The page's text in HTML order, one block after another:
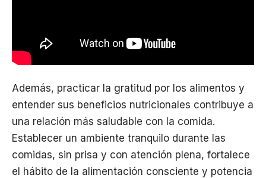
Además, practicar la gratitud por los alimentos y
entender sus beneficios nutricionales contribuye a
una relación más saludable con la comida.
Establecer un ambiente tranquilo durante las
comidas, sin prisa y con atención plena, fortalece
el hábito de la alimentación consciente y potencia